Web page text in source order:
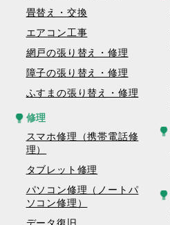
畳替え・交換
エアコン工事
網戸の張り替え・修理
障子の張り替え・修理
ふすまの張り替え・修理
修理
スマホ修理（携帯電話修
理）
タブレット修理
パソコン修理（ノートパ
ソコン修理）